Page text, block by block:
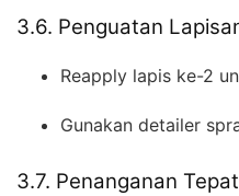
3.6. Penguatan
Reapply lapis ke-2
Gunakan detailer
3.7. Penanganan